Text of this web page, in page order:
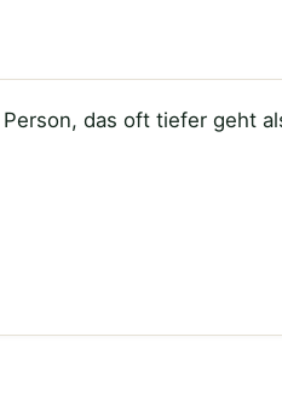
das oft tiefer geht